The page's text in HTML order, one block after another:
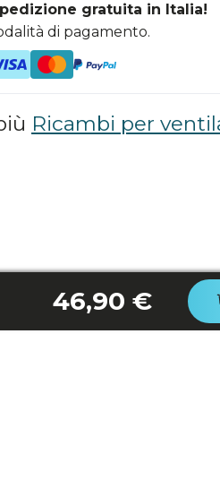
gratuita in Italia!
di pagamento.
Ricambi per
46,90 €